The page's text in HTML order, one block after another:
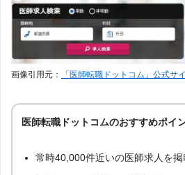
13 DtoDコンシェルジュ
ドクターエージェントキャ
リア
15 ドクターキャスト
画像引用元： 「医師転職ドットコム」公式サ
医師転職ドットコムのおすすめポイ
常時40,000件近いの医師求人を掲